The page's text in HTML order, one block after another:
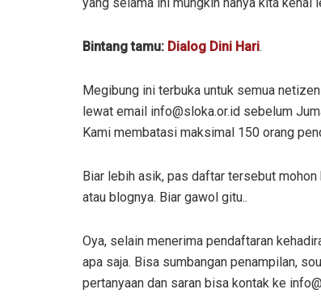
Bintang tamu: Dialog Dini Hari.
Megibung ini terbuka untuk semua
lewat email info@sloka.or.id sebelum
Kami membatasi maksimal 150 orang
Biar lebih asik, pas daftar tersebut
atau blognya. Biar gawol gitu..
Oya, selain menerima pendaftaran
apa saja. Bisa sumbangan penampilan,
pertanyaan dan saran bisa kontak ke